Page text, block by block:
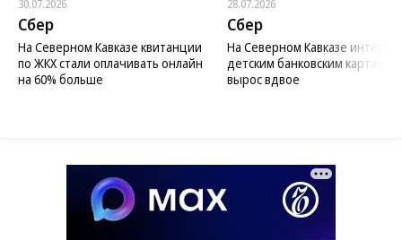
30.07.2026
Сбер
На Северном Кавказе квитанции
по ЖКХ стали оплачивать онлайн
на 60% больше
28.07.2026
Сбер
На Северном Кавказе интерес
детским банковским картам
вырос вдвое